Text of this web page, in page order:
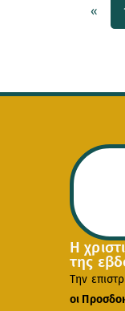
«
Η
της
Την
οι